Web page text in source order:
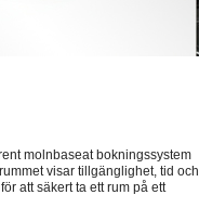
molnbaseat bokningssystem
visar tillgänglighet, tid och
att säkert ta ett rum på ett